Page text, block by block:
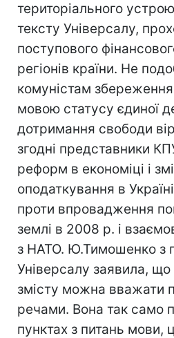
територіального
тексту Універсалу,
поступового
регіонів країни. Не
комуністам
мовою статусу єдиної
дотримання свободи
згодні представники
реформ в економіці і
оподаткування в
проти впровадження
землі в 2008 р. і
з НАТО. Ю.Тимошенко з
Універсалу заявила, що
змісту можна вважати
речами. Вона так само
пунктах з питань мови,